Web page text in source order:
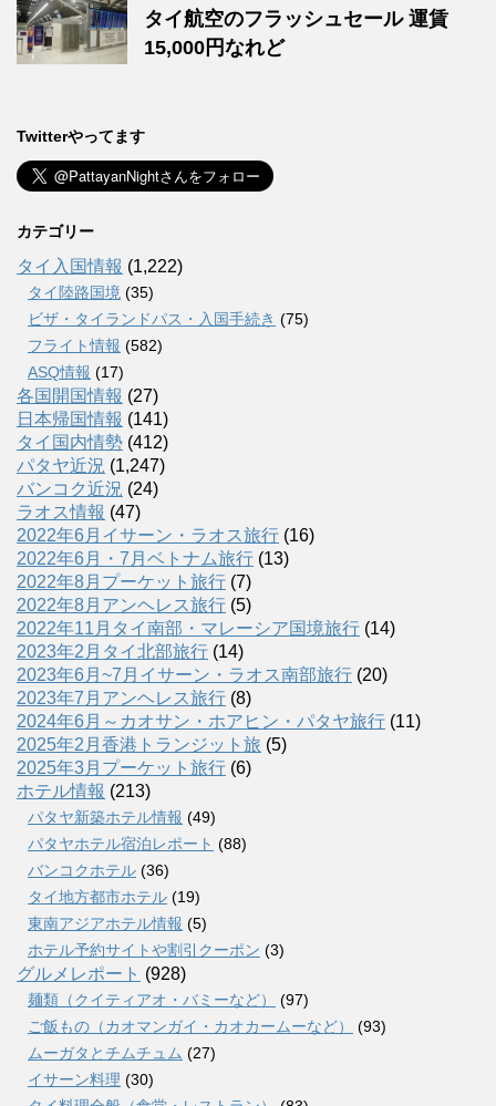
タイ航空のフラッシュセール 運賃
15,000円なれど
Twitterやってます
カテゴリー
タイ入国情報 (1,222)
タイ陸路国境 (35)
ビザ・タイランドパス・入国手続き (75)
フライト情報 (582)
ASQ情報 (17)
各国開国情報 (27)
日本帰国情報 (141)
タイ国内情勢 (412)
パタヤ近況 (1,247)
バンコク近況 (24)
ラオス情報 (47)
2022年6月イサーン・ラオス旅行 (16)
2022年6月・7月ベトナム旅行 (13)
2022年8月プーケット旅行 (7)
2022年8月アンヘレス旅行 (5)
2022年11月タイ南部・マレーシア国境旅行 (14)
2023年2月タイ北部旅行 (14)
2023年6月~7月イサーン・ラオス南部旅行 (20)
2023年7月アンヘレス旅行 (8)
2024年6月～カオサン・ホアヒン・パタヤ旅行 (11)
2025年2月香港トランジット旅 (5)
2025年3月プーケット旅行 (6)
ホテル情報 (213)
パタヤ新築ホテル情報 (49)
パタヤホテル宿泊レポート (88)
バンコクホテル (36)
タイ地方都市ホテル (19)
東南アジアホテル情報 (5)
ホテル予約サイトや割引クーポン (3)
グルメレポート (928)
麺類（クイティアオ・バミーなど）
(97)
ご飯もの（カオマンガイ・カオカームーなど）
(93)
ムーガタとチムチュム (27)
イサーン料理 (30)